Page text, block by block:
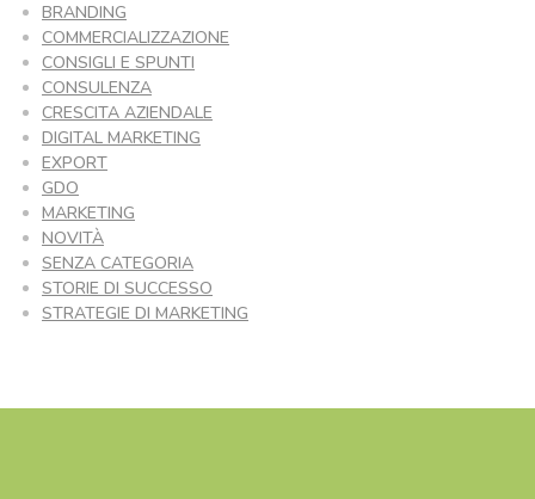
BRANDING
COMMERCIALIZZAZIONE
CONSIGLI E SPUNTI
CONSULENZA
CRESCITA AZIENDALE
DIGITAL MARKETING
EXPORT
GDO
MARKETING
NOVITÀ
SENZA CATEGORIA
STORIE DI SUCCESSO
STRATEGIE DI MARKETING